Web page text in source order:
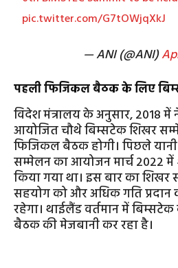
pic.twitter.com/G7tOWjqXkJ
— ANI (@ANI)
पहली फिजिकल बैठक के लिए
विदेश मंत्रालय के अनुसार, 2018
आयोजित चौथे बिम्सटेक शिखर
फिजिकल बैठक होगी। पिछले
सम्मेलन का आयोजन मार्च 2022
किया गया था। इस बार का
सहयोग को और अधिक गति प्रदान
रहेगा। थाईलैंड वर्तमान में
बैठक की मेजबानी कर रहा है।